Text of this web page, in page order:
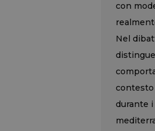
con
Nel
contesto
durante